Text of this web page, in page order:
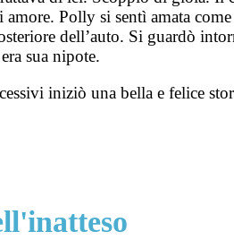
Polly si sentì amata
dell’auto. Si guardò
sua nipote.
iniziò una bella e felice